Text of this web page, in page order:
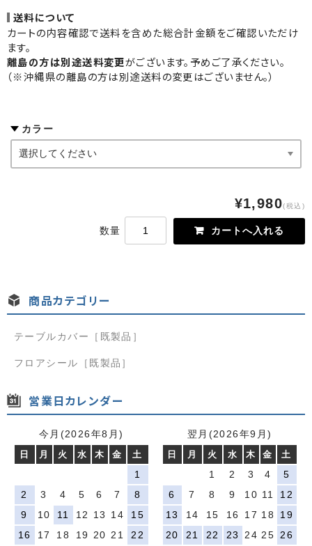
会社情報
お問い合わせ
送料について
カートの内容確認で送料を含めた総合計金額をご確認いただけ
ます。
離島の方は別途送料変更がございます。予めご了承ください。
（※沖縄県の離島の方は別途送料の変更はございません。）
カラー
¥1,980(税込)
数量
商品カテゴリー
テーブルカバー［既製品］
フロアシール［既製品］
営業日カレンダー
今月(2026年8月)
日 月 火 水 木 金 土
1
2
3 4 5 6 7
8
9
10 11 12 13 14
15
16
17 18 19 20 21
22
翌月(2026年9月)
日 月 火 水 木 金 土
1 2 3 4
5
6
7 8 9 10 11
12
13
14 15 16 17 18
19
20
21 22 23 24 25
26